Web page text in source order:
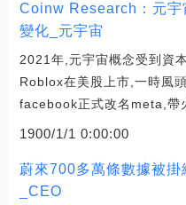
Coinw Research：元宇
變化_元宇宙
2021年,元宇宙概念受到資
Roblox在美股上市,一時風
facebook正式改名meta,帶
1900/1/1 0:00:00
蔚來700多萬條數據被
_CEO